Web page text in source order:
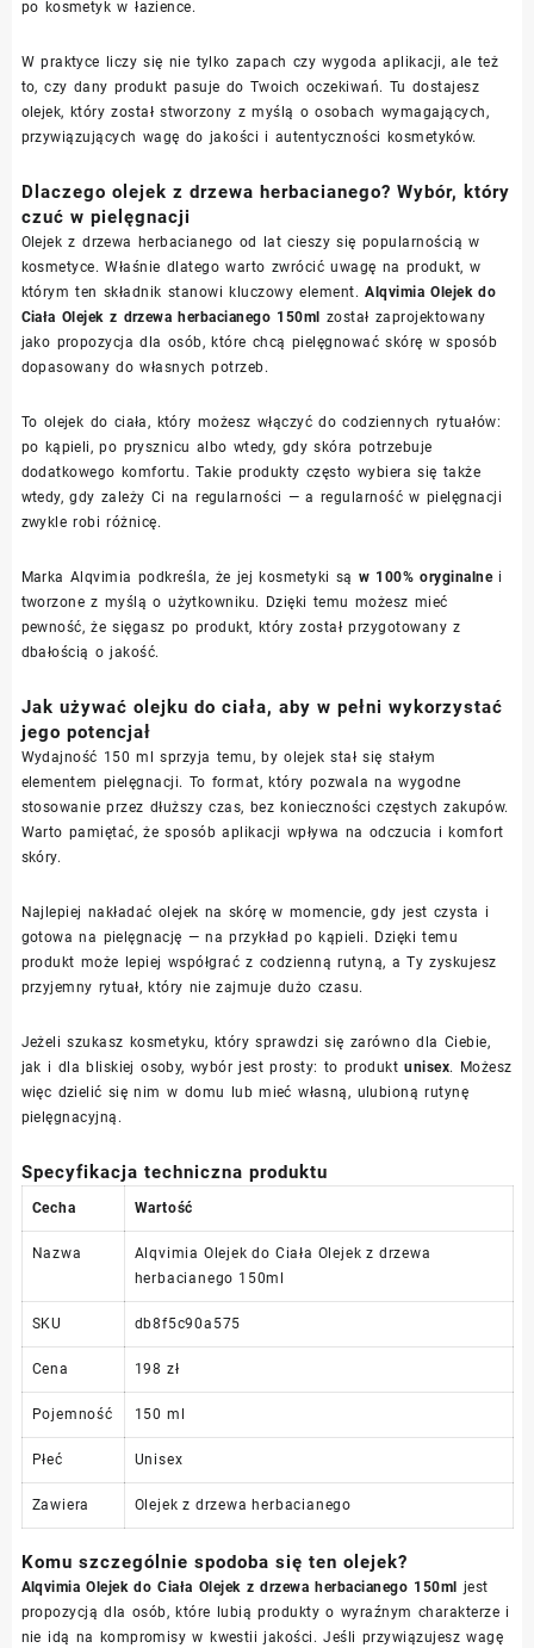
po kosmetyk w łazience.
W praktyce liczy się nie tylko zapach czy wygoda aplikacji, ale też
to, czy dany produkt pasuje do Twoich oczekiwań. Tu dostajesz
olejek, który został stworzony z myślą o osobach wymagających,
przywiązujących wagę do jakości i autentyczności kosmetyków.
Dlaczego olejek z drzewa herbacianego? Wybór, który
czuć w pielęgnacji
Olejek z drzewa herbacianego od lat cieszy się popularnością w
kosmetyce. Właśnie dlatego warto zwrócić uwagę na produkt, w
którym ten składnik stanowi kluczowy element.Alqvimia Olejek do
Ciała Olejek z drzewa herbacianego 150ml
został zaprojektowany
jako propozycja dla osób, które chcą pielęgnować skórę w sposób
dopasowany do własnych potrzeb.
To olejek do ciała, który możesz włączyć do codziennych rytuałów:
po kąpieli, po prysznicu albo wtedy, gdy skóra potrzebuje
dodatkowego komfortu. Takie produkty często wybiera się także
wtedy, gdy zależy Ci na regularności — a regularność w pielęgnacji
zwykle robi różnicę.
Marka Alqvimia podkreśla, że jej kosmetyki są w 100% oryginalnei
tworzone z myślą o użytkowniku. Dzięki temu możesz mieć
pewność, że sięgasz po produkt, który został przygotowany z
dbałością o jakość.
Jak używać olejku do ciała, aby w pełni wykorzystać
jego potencjał
Wydajność 150 ml sprzyja temu, by olejek stał się stałym
elementem pielęgnacji. To format, który pozwala na wygodne
stosowanie przez dłuższy czas, bez konieczności częstych zakupów.
Warto pamiętać, że sposób aplikacji wpływa na odczucia i komfort
skóry.
Najlepiej nakładać olejek na skórę w momencie, gdy jest czysta i
gotowa na pielęgnację — na przykład po kąpieli. Dzięki temu
produkt może lepiej współgrać z codzienną rutyną, a Ty zyskujesz
przyjemny rytuał, który nie zajmuje dużo czasu.
Jeżeli szukasz kosmetyku, który sprawdzi się zarówno dla Ciebie,
jak i dla bliskiej osoby, wybór jest prosty: to produktunisex. Możesz
więc dzielić się nim w domu lub mieć własną, ulubioną rutynę
pielęgnacyjną.
Specyfikacja techniczna produktu
Cecha Wartość
Nazwa
Alqvimia Olejek do Ciała Olejek z drzewa
herbacianego 150ml
SKU db8f5c90a575
Cena 198 zł
Pojemność 150 ml
Płeć Unisex
Zawiera Olejek z drzewa herbacianego
Komu szczególnie spodoba się ten olejek?
Alqvimia Olejek do Ciała Olejek z drzewa herbacianego 150ml
jest
propozycją dla osób, które lubią produkty o wyraźnym charakterze i
nie idą na kompromisy w kwestii jakości. Jeśli przywiązujesz wagę